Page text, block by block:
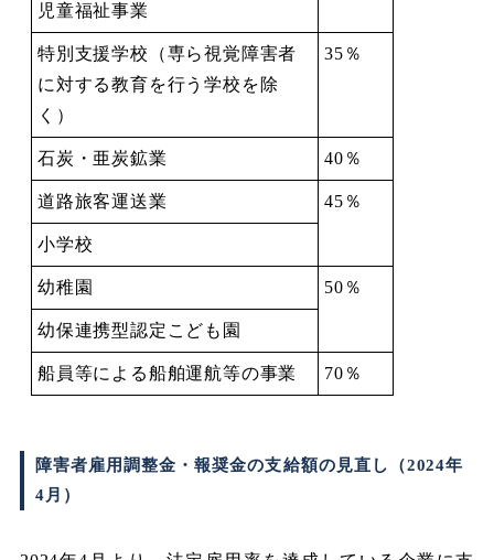
児童福祉事業
特別支援学校（専ら視覚障害者
に対する教育を行う学校を除
く）
35％
石炭・亜炭鉱業 40％
道路旅客運送業 45％
小学校
幼稚園 50％
幼保連携型認定こども園
船員等による船舶運航等の事業 70％
障害者雇用調整金・報奨金の支給額の見直し（2024年
4月）